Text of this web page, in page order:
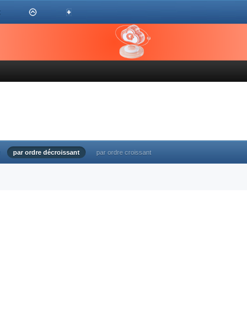
par ordre décroissant par ordre croissant